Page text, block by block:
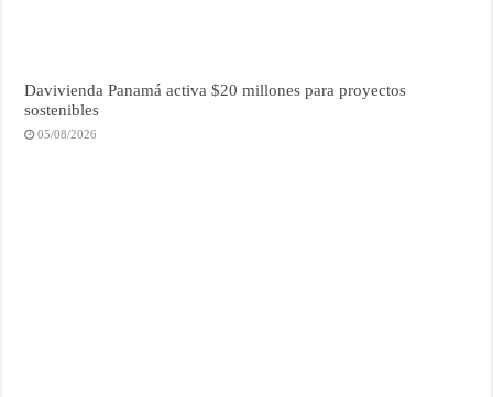
Davivienda Panamá activa $20 millones para proyectos
sostenibles
05/08/2026